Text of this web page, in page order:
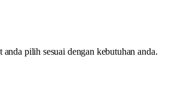
pilih sesuai dengan kebutuhan anda.